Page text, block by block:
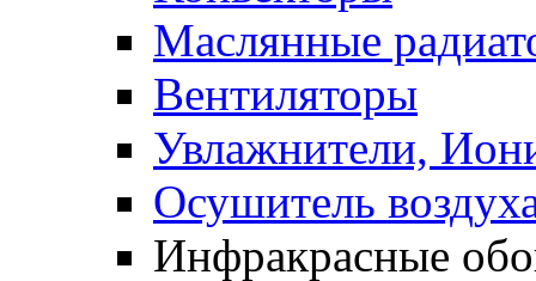
Маслянные
Вентиляторы
Увлажнители,
Осушитель
Инфракрасные